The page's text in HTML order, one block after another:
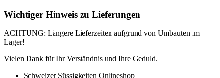
Wichtiger Hinweis zu Lieferungen
ACHTUNG: Längere Lieferzeiten aufgrund von Umbauten im
Lager!
Vielen Dank für Ihr Verständnis und Ihre Geduld.
Schweizer Süssigkeiten Onlineshop